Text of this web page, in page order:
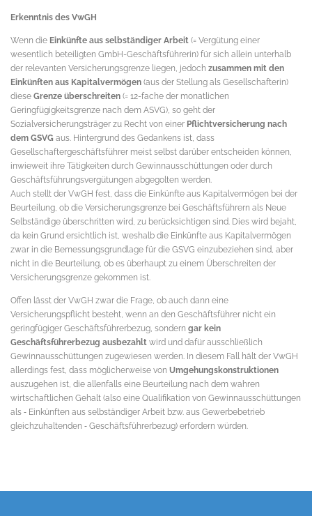
Erkenntnis des VwGH
Wenn die Einkünfte aus selbständiger Arbeit (= Vergütung einer
wesentlich beteiligten GmbH-Geschäftsführerin) für sich allein unterhalb
der relevanten Versicherungsgrenze liegen, jedoch zusammen mit den
Einkünften aus Kapitalvermögen (aus der Stellung als Gesellschafterin)
diese Grenze überschreiten (= 12-fache der monatlichen
Geringfügigkeitsgrenze nach dem ASVG), so geht der
Sozialversicherungsträger zu Recht von einer Pflichtversicherung nach
dem GSVG aus. Hintergrund des Gedankens ist, dass
Gesellschaftergeschäftsführer meist selbst darüber entscheiden können,
inwieweit ihre Tätigkeiten durch Gewinnausschüttungen oder durch
Geschäftsführungsvergütungen abgegolten werden.
Auch stellt der VwGH fest, dass die Einkünfte aus Kapitalvermögen bei der
Beurteilung, ob die Versicherungsgrenze bei Geschäftsführern als Neue
Selbständige überschritten wird, zu berücksichtigen sind. Dies wird bejaht,
da kein Grund ersichtlich ist, weshalb die Einkünfte aus Kapitalvermögen
zwar in die Bemessungsgrundlage für die GSVG einzubeziehen sind, aber
nicht in die Beurteilung, ob es überhaupt zu einem Überschreiten der
Versicherungsgrenze gekommen ist.
Offen lässt der VwGH zwar die Frage, ob auch dann eine
Versicherungspflicht besteht, wenn an den Geschäftsführer nicht ein
geringfügiger Geschäftsführerbezug, sondern gar kein
Geschäftsführerbezug ausbezahlt wird und dafür ausschließlich
Gewinnausschüttungen zugewiesen werden. In diesem Fall hält der VwGH
allerdings fest, dass möglicherweise von Umgehungskonstruktionen
auszugehen ist, die allenfalls eine Beurteilung nach dem wahren
wirtschaftlichen Gehalt (also eine Qualifikation von Gewinnausschüttungen
als ‑ Einkünften aus selbständiger Arbeit bzw. aus Gewerbebetrieb
gleichzuhaltenden ‑ Geschäftsführerbezug) erfordern würden.